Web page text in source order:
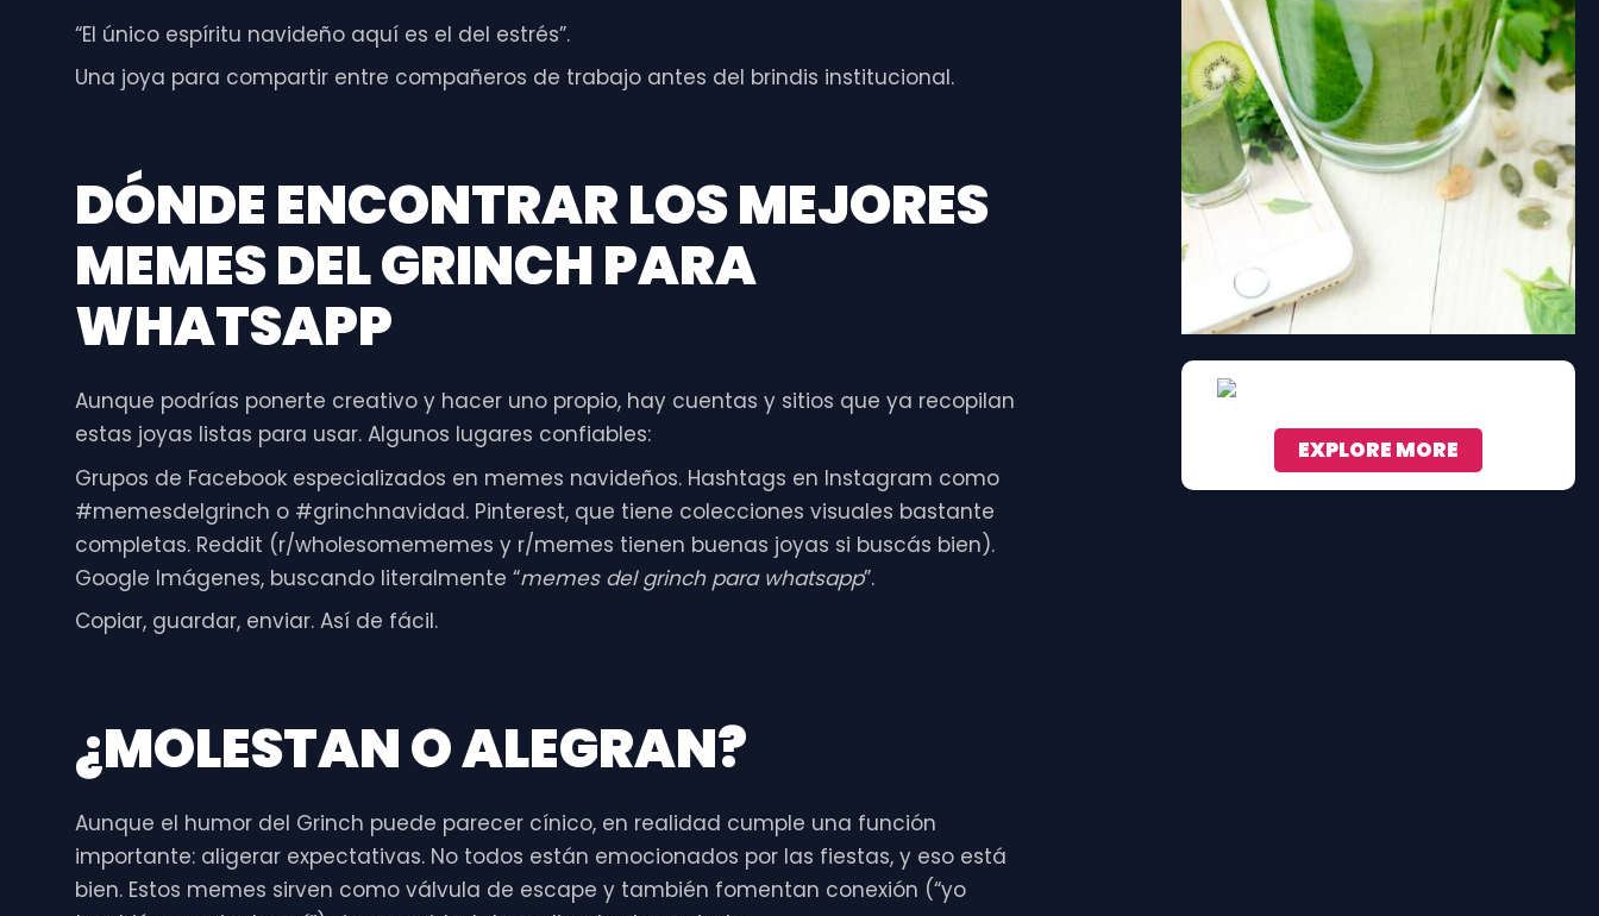
“El único espíritu navideño aquí es el del estrés”.
Una joya para compartir entre compañeros de trabajo antes del brindis institucional.
DÓNDE ENCONTRAR LOS MEJORES
MEMES DEL GRINCH PARA
WHATSAPP
Aunque podrías ponerte creativo y hacer uno propio, hay cuentas y sitios que ya recopilan
estas joyas listas para usar. Algunos lugares confiables:
Grupos de Facebook especializados en memes navideños. Hashtags en Instagram como
#memesdelgrinch o #grinchnavidad. Pinterest, que tiene colecciones visuales bastante
completas. Reddit (r/wholesomememes y r/memes tienen buenas joyas si buscás bien).
Google Imágenes, buscando literalmente “memes del grinch para whatsapp”.
Copiar, guardar, enviar. Así de fácil.
¿MOLESTAN O ALEGRAN?
Aunque el humor del Grinch puede parecer cínico, en realidad cumple una función
importante: aligerar expectativas. No todos están emocionados por las fiestas, y eso está
bien. Estos memes sirven como válvula de escape y también fomentan conexión (“yo
EXPLORE MORE